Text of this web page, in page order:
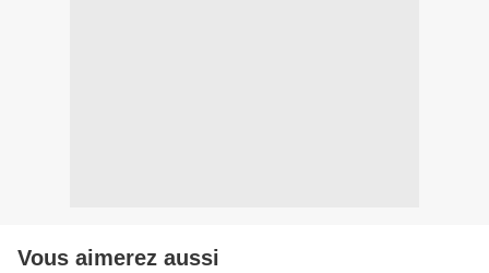
Vous aimerez aussi